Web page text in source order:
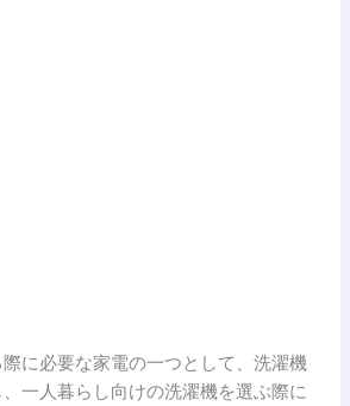
に必要な家電の一つとして、洗濯機
一人暮らし向けの洗濯機を選ぶ際に